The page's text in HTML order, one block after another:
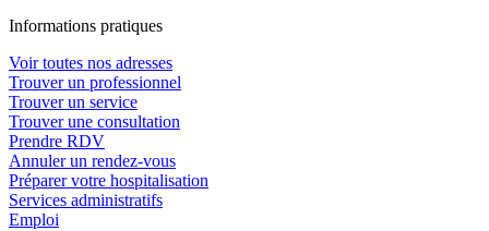
Informations pratiques
Voir toutes nos adresses
Trouver un professionnel
Trouver un service
Trouver une consultation
Prendre RDV
Annuler un rendez-vous
Préparer votre hospitalisation
Services administratifs
Emploi​